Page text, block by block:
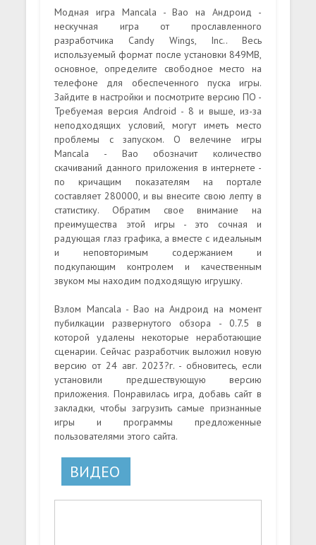
Модная игра Mancala - Bao на Андроид -
нескучная игра от прославленного
разработчика Candy Wings, Inc.. Весь
используемый формат после установки 849MB,
основное, определите свободное место на
телефоне для обеспеченного пуска игры.
Зайдите в настройки и посмотрите версию ПО -
Требуемая версия Android - 8 и выше, из-за
неподходящих условий, могут иметь место
проблемы с запуском. О велечине игры
Mancala - Bao обозначит количество
скачиваний данного приложения в интернете -
по кричащим показателям на портале
составляет 280000, и вы внесите свою лепту в
статистику. Обратим свое внимание на
преимущества этой игры - это сочная и
радующая глаз графика, а вместе с идеальным
и неповторимым содержанием и
подкупающим контролем и качественным
звуком мы находим подходящую игрушку.
Взлом Mancala - Bao на Андроид на момент
пубилкации развернутого обзора - 0.7.5 в
которой удалены некоторые неработающие
сценарии. Сейчас разработчик выложил новую
версию от 24 авг. 2023?г. - обновитесь, если
установили предшествующую версию
приложения. Понравилась игра, добавь сайт в
закладки, чтобы загрузить самые признанные
игры и программы предложенные
пользователями этого сайта.
ВИДЕО